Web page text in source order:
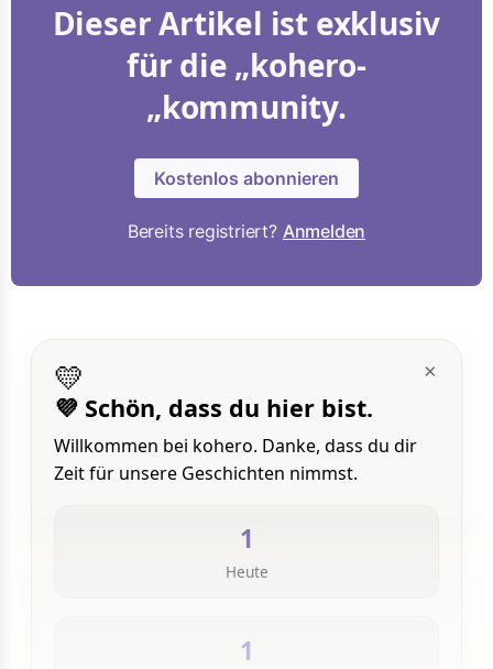
Dieser Artikel ist exklusiv
für die „kohero-
„kommunity.
Kostenlos abonnieren
Bereits registriert? Anmelden
×
💛
💜 Schön, dass du hier bist.
Willkommen bei kohero. Danke, dass du dir
Zeit für unsere Geschichten nimmst.
1
Heute
1